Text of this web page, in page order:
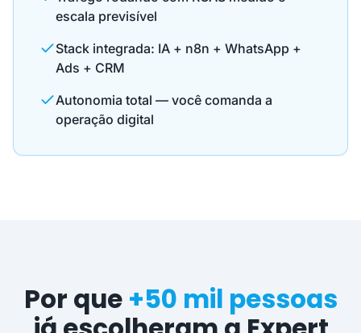
escala previsível
Stack integrada: IA + n8n + WhatsApp +
Ads + CRM
Autonomia total — você comanda a
operação digital
Por que +50 mil pessoas